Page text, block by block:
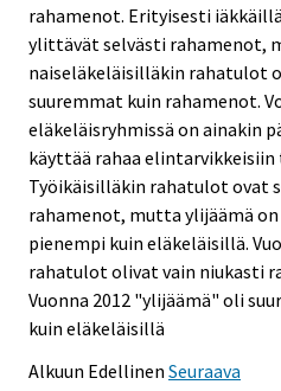
rahamenot. Erityisesti
ylittävät selvästi rahamenot,
naiseläkeläisilläkin rahatulot
suuremmat kuin rahamenot.
eläkeläisryhmissä on ainakin
käyttää rahaa elintarvikkeisiin
Työikäisilläkin rahatulot ovat
rahamenot, mutta ylijäämä
pienempi kuin eläkeläisillä.
rahatulot olivat vain niukasti
Vuonna 2012 "ylijäämä" oli
kuin eläkeläisillä
Alkuun Edellinen Seuraava